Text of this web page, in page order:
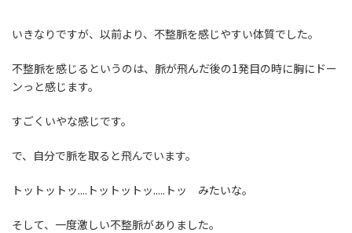
いきなりですが、以前より、不整脈を感じやすい体質でした。
不整脈を感じるというのは、脈が飛んだ後の1発目の時に胸にドー
ンっと感じます。
すごくいやな感じです。
で、自分で脈を取ると飛んでいます。
トットットッ....トットットッ.....トッ みたいな。
そして、一度激しい不整脈がありました。